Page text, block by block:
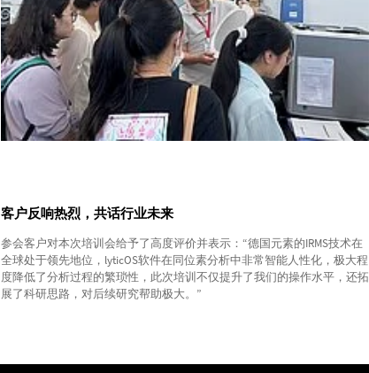
客户反响热烈，共话行业未来
参会客户对本次培训会给予了高度评价并表示：“德国元素的IRMS技术在
全球处于领先地位，lyticOS软件在同位素分析中非常智能人性化，极大程
度降低了分析过程的繁琐性，此次培训不仅提升了我们的操作水平，还拓
展了科研思路，对后续研究帮助极大。”